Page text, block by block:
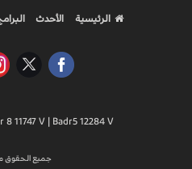
الرئيسية الأحدث
8 11747 V | Badr5 12284 V
جميع الحقوق